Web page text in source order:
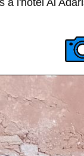
à l'hôtel Al